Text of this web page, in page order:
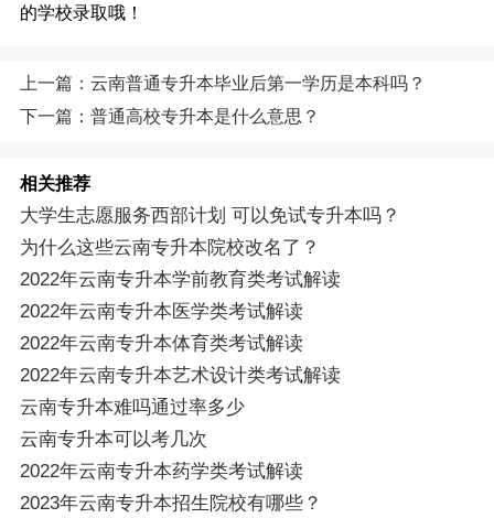
的学校录取哦！
上一篇：云南普通专升本毕业后第一学历是本科吗？
下一篇：普通高校专升本是什么意思？
相关推荐
大学生志愿服务西部计划 可以免试专升本吗？
为什么这些云南专升本院校改名了？
2022年云南专升本学前教育类考试解读
2022年云南专升本医学类考试解读
2022年云南专升本体育类考试解读
2022年云南专升本艺术设计类考试解读
云南专升本难吗通过率多少
云南专升本可以考几次
2022年云南专升本药学类考试解读
2023年云南专升本招生院校有哪些？